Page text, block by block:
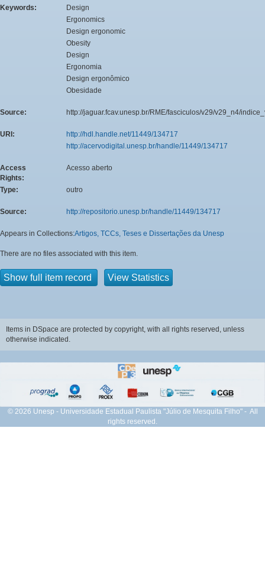
Keywords:
Design
Ergonomics
Design ergonomic
Obesity
Design
Ergonomia
Design ergonômico
Obesidade
Source: http://jaguar.fcav.unesp.br/RME/fasciculos/v29/v29_n4/
URI:
http://hdl.handle.net/11449/134717
http://acervodigital.unesp.br/handle/11449/134717
Access
Rights:
Acesso aberto
Type: outro
Source: http://repositorio.unesp.br/handle/11449/134717
Appears in Collections:Artigos, TCCs, Teses e Dissertações da Unesp
There are no files associated with this item.
Show full item record View Statistics
Items in DSpace are protected by copyright, with all rights reserved, unless
otherwise indicated.
© 2026 Unesp - Universidade Estadual Paulista "Júlio de Mesquita Filho" - All
rights reserved.